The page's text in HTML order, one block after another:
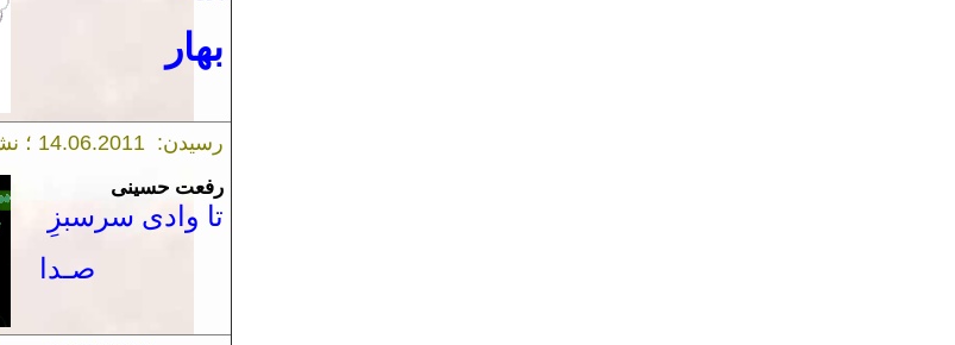
بهار
رسیدن: 14.06.2011 ؛ نشر : 17.06.2011
رفعت حسینی
تا وادی سرسبزِ
صـدا